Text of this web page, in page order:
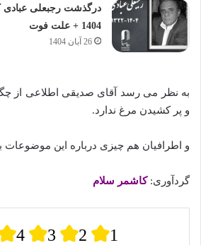
1404 + علت فوت
26 آبان 1404
به نظر می‌ رسد آقای صدیقی اطلاعی از
و پر کشیدن‌ مرغ ندارد.
و اطرافیان هم چیزی درباره این موضوعات
گردآوری: کاشمر سلام
4 3 2 1